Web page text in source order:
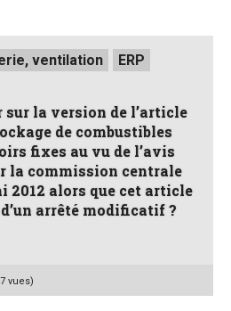
ventilation ERP
sur la version de l’article
de combustibles
fixes au vu de l’avis
la commission centrale
2012 alors que cet article
d’un arrêté modificatif ?
vues)